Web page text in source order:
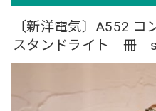
〔新洋電気〕A552 コ
スタンドライト 冊